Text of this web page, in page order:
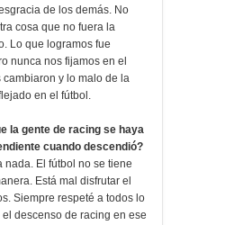
de los demás. No
cosa que no fuera la
Lo que logramos fue
nunca nos fijamos en el
cambiaron y lo malo de la
en el fútbol.
la gente de racing se haya
cuando descendió?
nada. El fútbol no se tiene
Está mal disfrutar el
Siempre respeté a todos lo
descenso de racing en ese